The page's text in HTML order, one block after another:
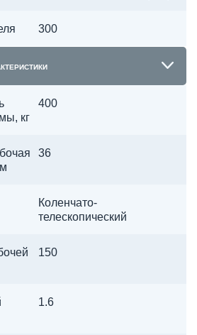
300
кг
400
36
Коленчато-
телескопический
150
1.6